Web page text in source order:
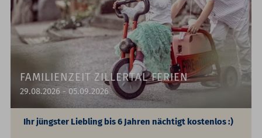
FAMILIENZEIT ZILLERTAL FERIEN
29.08.2026 - 05.09.2026
Ihr jüngster Liebling bis 6 Jahren nächtigt kostenlos :)